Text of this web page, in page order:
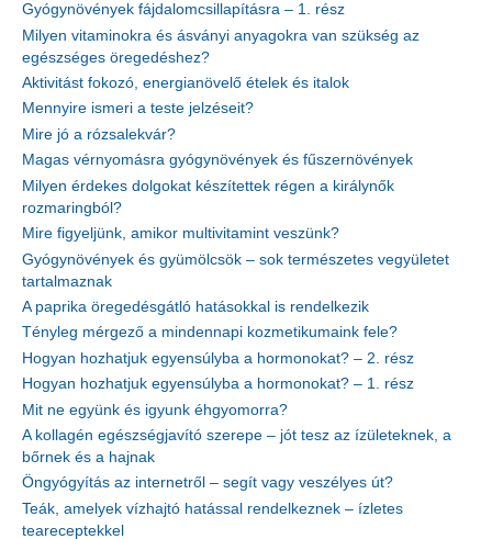
Gyógynövények fájdalomcsillapításra – 1. rész
Milyen vitaminokra és ásványi anyagokra van szükség az
egészséges öregedéshez?
Aktivitást fokozó, energianövelő ételek és italok
Mennyire ismeri a teste jelzéseit?
Mire jó a rózsalekvár?
Magas vérnyomásra gyógynövények és fűszernövények
Milyen érdekes dolgokat készítettek régen a királynők
rozmaringból?
Mire figyeljünk, amikor multivitamint veszünk?
Gyógynövények és gyümölcsök – sok természetes vegyületet
tartalmaznak
A paprika öregedésgátló hatásokkal is rendelkezik
Tényleg mérgező a mindennapi kozmetikumaink fele?
Hogyan hozhatjuk egyensúlyba a hormonokat? – 2. rész
Hogyan hozhatjuk egyensúlyba a hormonokat? – 1. rész
Mit ne együnk és igyunk éhgyomorra?
A kollagén egészségjavító szerepe – jót tesz az ízületeknek, a
bőrnek és a hajnak
Öngyógyítás az internetről – segít vagy veszélyes út?
Teák, amelyek vízhajtó hatással rendelkeznek – ízletes
teareceptekkel